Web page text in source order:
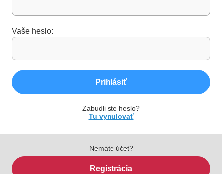
Vaše heslo:
Prihlásiť
Zabudli ste heslo?
Tu vynulovať
Nemáte účet?
Registrácia